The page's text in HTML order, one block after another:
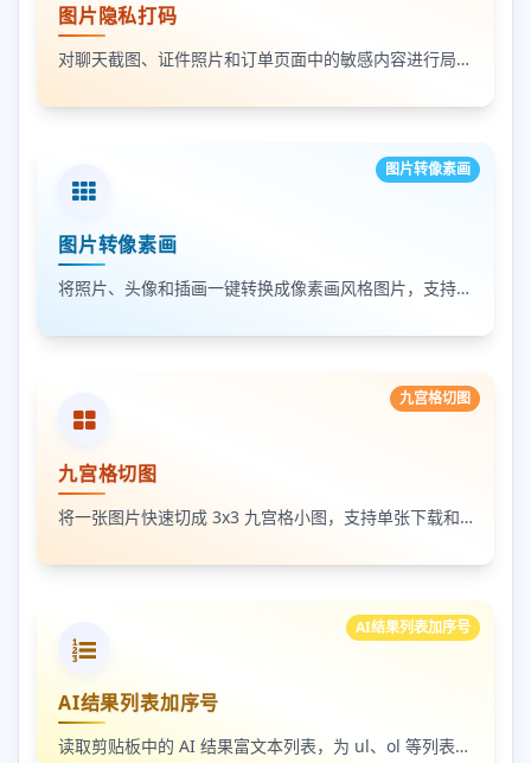
图片隐私打码
对聊天截图、证件照片和订单页面中的敏感内容进行局部打码，支持多次框选和重复处理
图片转像素画
图片转像素画
将照片、头像和插画一键转换成像素画风格图片，支持调节像素颗粒度、输出倍率和导出格式
九宫格切图
九宫格切图
将一张图片快速切成 3x3 九宫格小图，支持单张下载和 ZIP 打包下载
AI结果列表加序号
AI结果列表加序号
读取剪贴板中的 AI 结果富文本列表，为 ul、ol 等列表自动补 1-N 序号，支持富文本和纯文本输出